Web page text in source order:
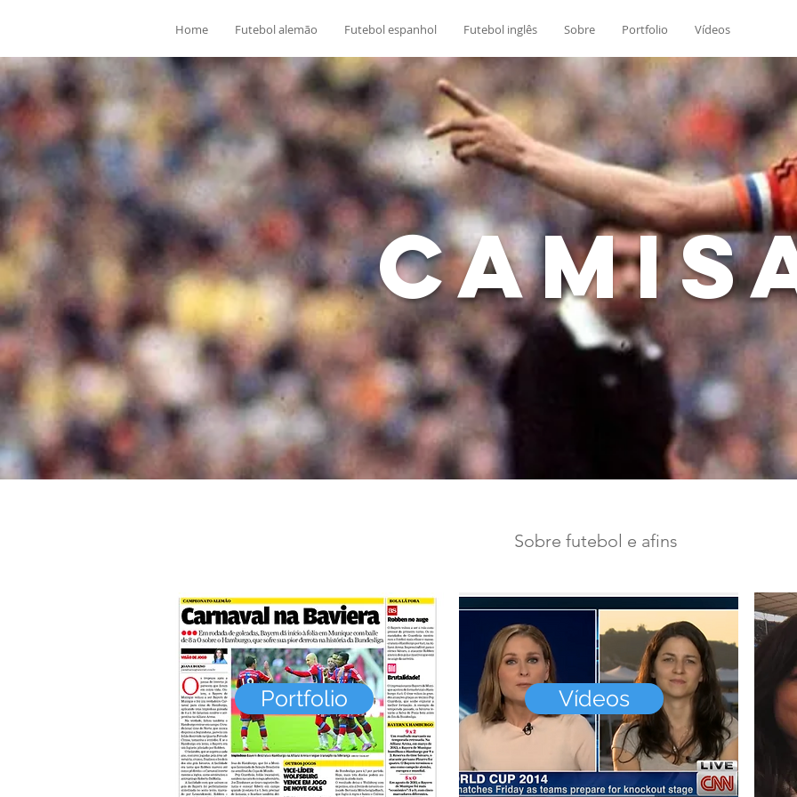
Home Futebol alemão Futebol espanhol Futebol inglês Sobre Portfolio Vídeos
Sobre futebol e afins
Portfolio Vídeos